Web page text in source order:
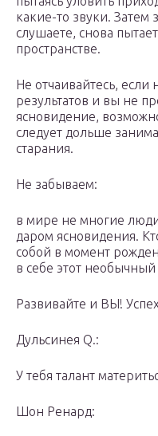
какие-то звуки. Затем
слушаете, снова
пространстве.
Не отчаивайтесь, если
результатов и вы не
ясновидение,
следует дольше
старания.
Не забываем:
в мире не многие
даром ясновидения.
собой в момент
в себе этот необычный
Развивайте и ВЫ!
Дульсинея Q.:
У тебя талант
Шон Ренард: